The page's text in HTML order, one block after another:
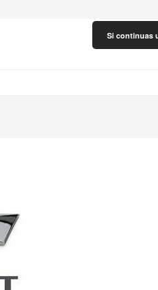
Si continuas